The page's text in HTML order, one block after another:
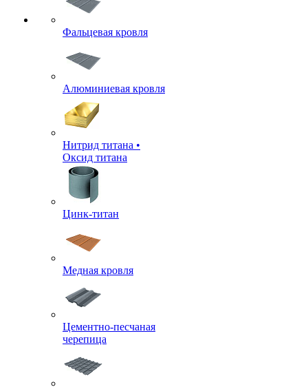
Фальцевая кровля
Алюминиевая кровля
Нитрид титана •
Оксид титана
Цинк-титан
Медная кровля
Цементно-песчаная
черепица